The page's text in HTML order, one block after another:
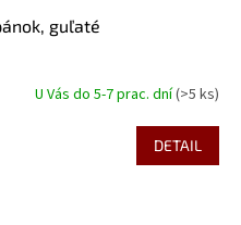
guľaté
U Vás do 5-7 prac. dní(>5 ks)
DETAIL